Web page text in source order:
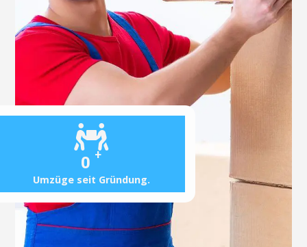
0 +
Umzüge seit Gründung.